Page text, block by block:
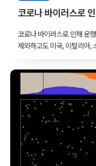
코로나 바이러스로
코로나 바이러스로 인해 운
제외하고도 미국, 이탈리아,
늘어나고 있다. opensky-
항공기 트래킹 데이터를
데이터는 더 많은 것 같은
일에 하루씩 무료로 다운받
다. 최근에 올라온 데이터는
비교해보면 3월 16일이
말해, 항공기 운행이 절반 가